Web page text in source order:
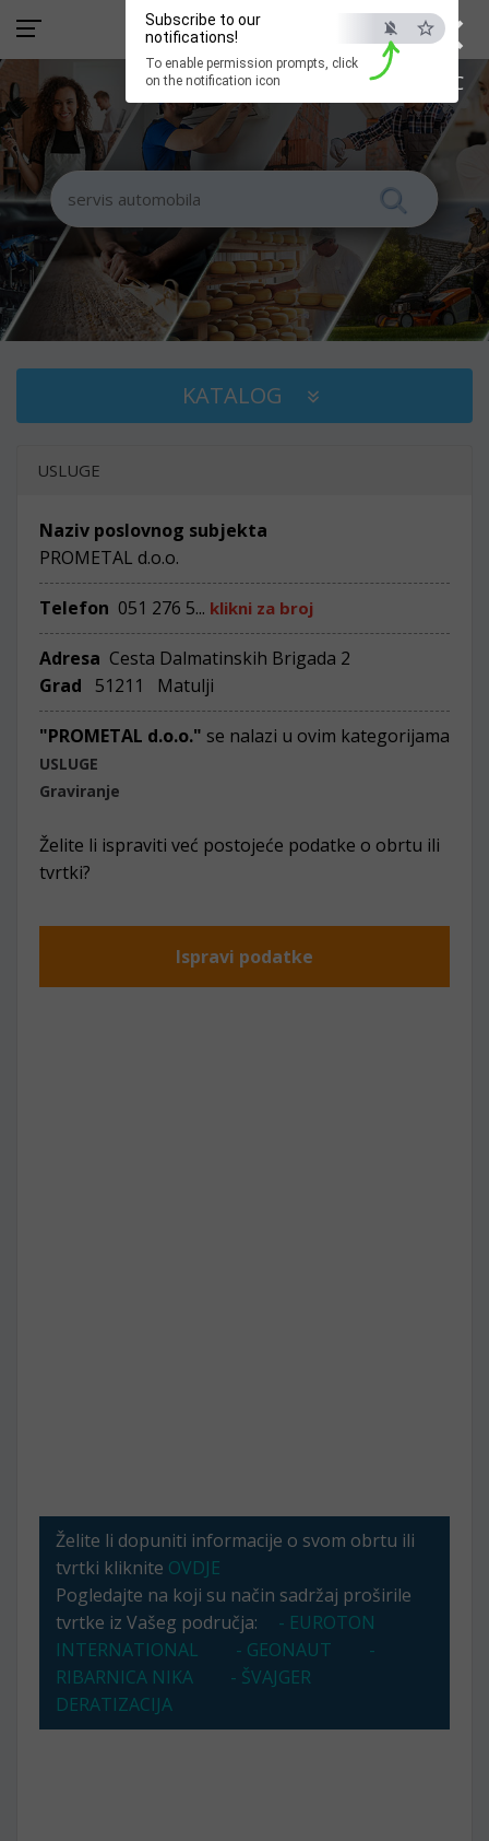
×
ESC
Subscribe to our
notifications!
To enable permission prompts, click
on the notification icon
KATALOG
USLUGE
Naziv poslovnog subjekta
PROMETAL d.o.o.
Telefon 051 276 5... klikni za broj
Adresa Cesta Dalmatinskih Brigada 2
Grad
51211 Matulji
"PROMETAL d.o.o." se nalazi u ovim kategorijama
USLUGE
Graviranje
Želite li ispraviti već postojeće podatke o obrtu ili
tvrtki?
Ispravi podatke
Želite li dopuniti informacije o svom obrtu ili
tvrtki kliknite OVDJE
Pogledajte na koji su način sadržaj proširile
tvrtke iz Vašeg područja:
- EUROTON
INTERNATIONAL
- GEONAUT
-
RIBARNICA NIKA
- ŠVAJGER
DERATIZACIJA